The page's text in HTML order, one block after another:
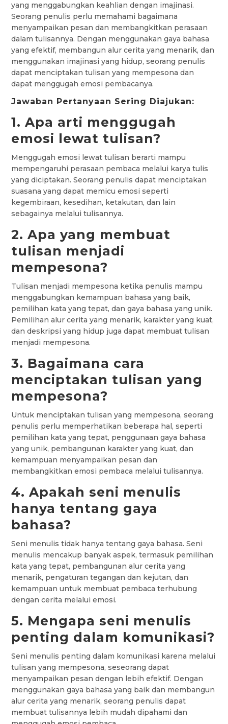
yang menggabungkan keahlian dengan imajinasi.
Seorang penulis perlu memahami bagaimana
menyampaikan pesan dan membangkitkan perasaan
dalam tulisannya. Dengan menggunakan gaya bahasa
yang efektif, membangun alur cerita yang menarik, dan
menggunakan imajinasi yang hidup, seorang penulis
dapat menciptakan tulisan yang mempesona dan
dapat menggugah emosi pembacanya.
Jawaban Pertanyaan Sering Diajukan:
1. Apa arti menggugah
emosi lewat tulisan?
Menggugah emosi lewat tulisan berarti mampu
mempengaruhi perasaan pembaca melalui karya tulis
yang diciptakan. Seorang penulis dapat menciptakan
suasana yang dapat memicu emosi seperti
kegembiraan, kesedihan, ketakutan, dan lain
sebagainya melalui tulisannya.
2. Apa yang membuat
tulisan menjadi
mempesona?
Tulisan menjadi mempesona ketika penulis mampu
menggabungkan kemampuan bahasa yang baik,
pemilihan kata yang tepat, dan gaya bahasa yang unik.
Pemilihan alur cerita yang menarik, karakter yang kuat,
dan deskripsi yang hidup juga dapat membuat tulisan
menjadi mempesona.
3. Bagaimana cara
menciptakan tulisan yang
mempesona?
Untuk menciptakan tulisan yang mempesona, seorang
penulis perlu memperhatikan beberapa hal, seperti
pemilihan kata yang tepat, penggunaan gaya bahasa
yang unik, pembangunan karakter yang kuat, dan
kemampuan menyampaikan pesan dan
membangkitkan emosi pembaca melalui tulisannya.
4. Apakah seni menulis
hanya tentang gaya
bahasa?
Seni menulis tidak hanya tentang gaya bahasa. Seni
menulis mencakup banyak aspek, termasuk pemilihan
kata yang tepat, pembangunan alur cerita yang
menarik, pengaturan tegangan dan kejutan, dan
kemampuan untuk membuat pembaca terhubung
dengan cerita melalui emosi.
5. Mengapa seni menulis
penting dalam komunikasi?
Seni menulis penting dalam komunikasi karena melalui
tulisan yang mempesona, seseorang dapat
menyampaikan pesan dengan lebih efektif. Dengan
menggunakan gaya bahasa yang baik dan membangun
alur cerita yang menarik, seorang penulis dapat
membuat tulisannya lebih mudah dipahami dan